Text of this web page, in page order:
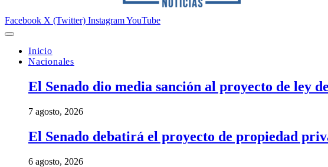
Facebook X (Twitter) InstagramYouTube
Inicio
Nacionales
El Senado dio media sanción al proyecto de ley
7 agosto, 2026
El Senado debatirá el proyecto de propiedad
6 agosto, 2026